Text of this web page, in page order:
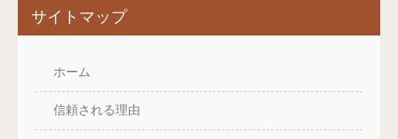
サイトマップ
ホーム
信頼される理由